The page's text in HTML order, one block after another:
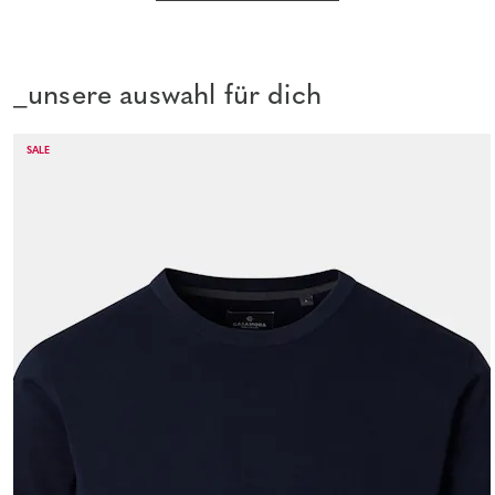
_unsere auswahl für dich
SALE